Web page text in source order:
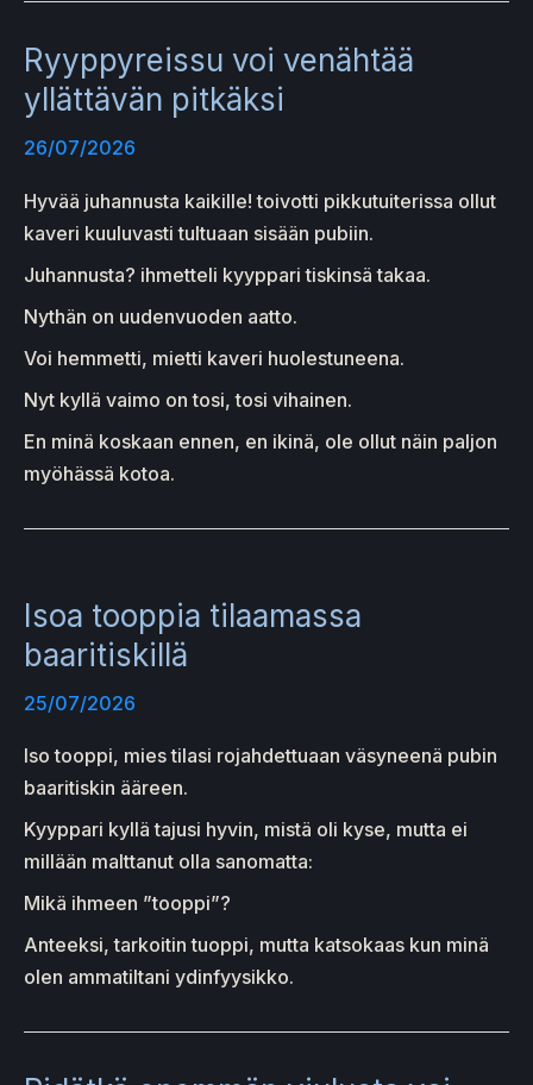
Ryyppyreissu voi venähtää
yllättävän pitkäksi
26/07/2026
Hyvää juhannusta kaikille! toivotti pikkutuiterissa ollut
kaveri kuuluvasti tultuaan sisään pubiin.
Juhannusta? ihmetteli kyyppari tiskinsä takaa.
Nythän on uudenvuoden aatto.
Voi hemmetti, mietti kaveri huolestuneena.
Nyt kyllä vaimo on tosi, tosi vihainen.
En minä koskaan ennen, en ikinä, ole ollut näin paljon
myöhässä kotoa.
Isoa tooppia tilaamassa
baaritiskillä
25/07/2026
Iso tooppi, mies tilasi rojahdettuaan väsyneenä pubin
baaritiskin ääreen.
Kyyppari kyllä tajusi hyvin, mistä oli kyse, mutta ei
millään malttanut olla sanomatta:
Mikä ihmeen ”tooppi”?
Anteeksi, tarkoitin tuoppi, mutta katsokaas kun minä
olen ammatiltani ydinfyysikko.